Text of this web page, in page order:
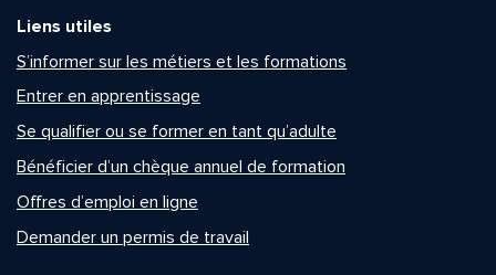
Liens utiles
S’informer sur les métiers et les formations
Entrer en apprentissage
Se qualifier ou se former en tant qu’adulte
Bénéficier d’un chèque annuel de formation
Offres d’emploi en ligne
Demander un permis de travail